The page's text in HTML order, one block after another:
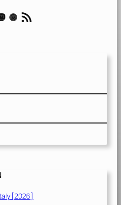
Threads RSS-Feed
[2026]